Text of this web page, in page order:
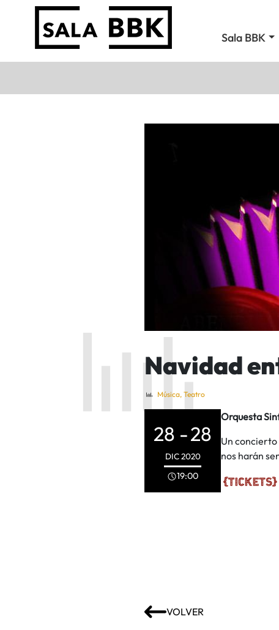
Sala BBK
Navidad
Música, Teatro
28 -28
DIC2020
19:00
Orquesta
Un concierto
nos harán
VOLVER